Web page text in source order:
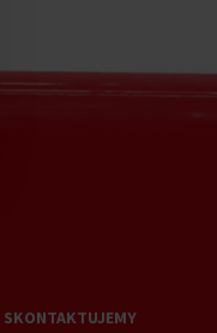
SKONTAKTUJEMY